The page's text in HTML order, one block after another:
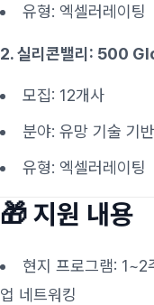
유형: 엑셀러레이팅
2. 실리콘밸리: 500
모집: 12개사
분야: 유망 기술 기
유형: 엑셀러레이팅
🎁 지원 내용
현지 프로그램: 1~2
업 네트워킹